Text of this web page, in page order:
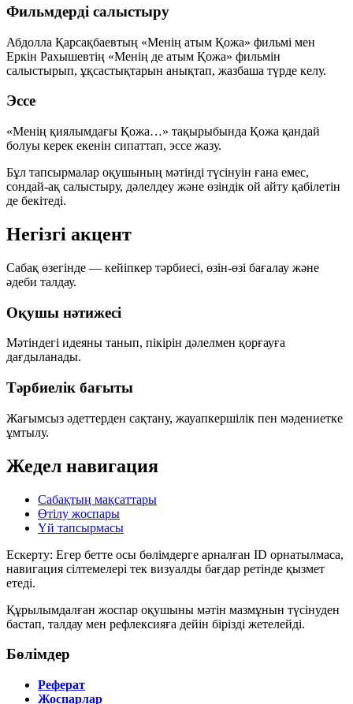
Фильмдерді салыстыру
Абдолла Қарсақбаевтың «Менің атым Қожа» фильмі мен
Еркін Рахышевтің «Менің де атым Қожа» фильмін
салыстырып, ұқсастықтарын анықтап, жазбаша түрде келу.
Эссе
«Менің қиялымдағы Қожа…» тақырыбында Қожа қандай
болуы керек екенін сипаттап, эссе жазу.
Бұл тапсырмалар оқушының мәтінді түсінуін ғана емес,
сондай-ақ салыстыру, дәлелдеу және өзіндік ой айту қабілетін
де бекітеді.
Негізгі акцент
Сабақ өзегінде — кейіпкер тәрбиесі, өзін-өзі бағалау және
әдеби талдау.
Оқушы нәтижесі
Мәтіндегі идеяны танып, пікірін дәлелмен қорғауға
дағдыланады.
Тәрбиелік бағыты
Жағымсыз әдеттерден сақтану, жауапкершілік пен мәдениетке
ұмтылу.
Жедел навигация
Сабақтың мақсаттары
Өтілу жоспары
Үй тапсырмасы
Ескерту: Егер бетте осы бөлімдерге арналған ID орнатылмаса,
навигация сілтемелері тек визуалды бағдар ретінде қызмет
етеді.
Құрылымдалған жоспар оқушыны мәтін мазмұнын түсінуден
бастап, талдау мен рефлексияға дейін бірізді жетелейді.
Бөлімдер
Реферат
Жоспарлар